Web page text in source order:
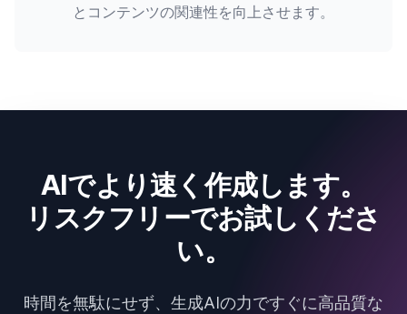
とコンテンツの関連性を向上させます。
AIでより速く作成します。
リスクフリーでお試しくださ
い。
時間を無駄にせず、生成AIの力ですぐに高品質な